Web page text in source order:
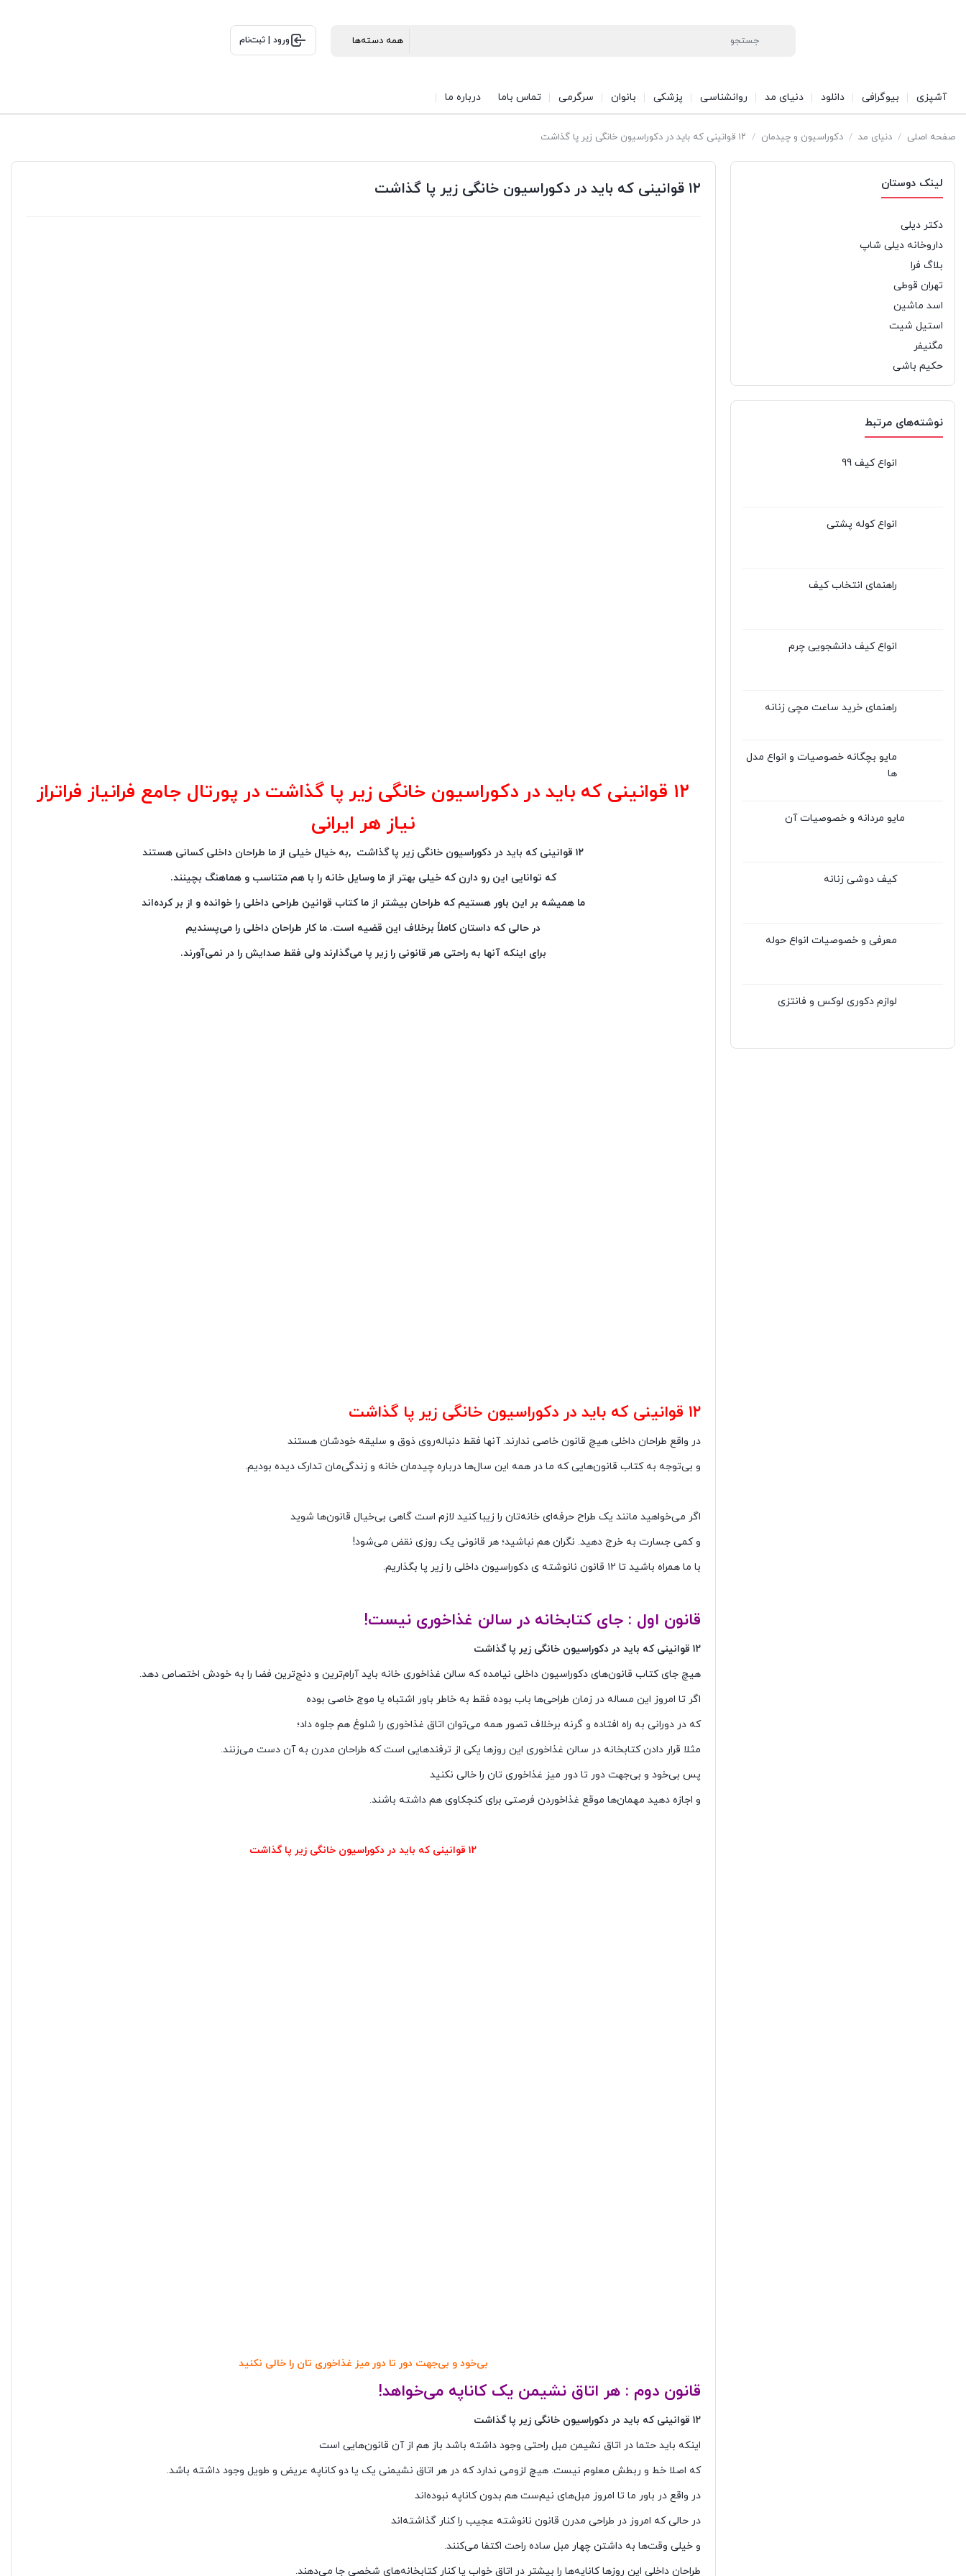
ورود | ثبت‌نام
آشپزی بیوگرافی دانلود دنیای مد روانشناسی پزشکی بانوان سرگرمی تماس باما درباره ما
صفحه اصلی / دنیای مد / دکوراسیون و چیدمان / ۱۲ قوانینی که باید در دکوراسیون خانگی زیر پا گذاشت
لینک دوستان
دکتر دیلی
داروخانه دیلی شاپ
بلاگ فرا
تهران قوطی
اسد ماشین
استیل شیت
مگنیفر
حکیم باشی
نوشته‌های مرتبط
انواع کیف 99
انواع کوله پشتی
راهنمای انتخاب کیف
انواع کیف دانشجویی چرم
راهنمای خرید ساعت مچی زنانه
مایو بچگانه خصوصیات و انواع مدل
ها
مایو مردانه و خصوصیات آن
کیف دوشی زنانه
معرفی و خصوصیات انواع حوله
لوازم دکوری لوکس و فانتزی
۱۲ قوانینی که باید در دکوراسیون خانگی زیر پا گذاشت
۱۲ قوانینی که باید در دکوراسیون خانگی زیر پا گذاشت در پورتال جامع فرانیاز فراتراز
نیاز هر ایرانی
۱۲ قوانینی که باید در دکوراسیون خانگی زیر پا گذاشت ,به خیال خیلی از ما طراحان داخلی کسانی هستند
که توانایی این رو دارن که خیلی بهتر از ما وسایل خانه را با هم متناسب و هماهنگ بچینند.
ما همیشه بر این باور هستیم که طراحان بیشتر از ما کتاب قوانین طراحی داخلی را خوانده و از بر کرده‌اند
در حالی که داستان کاملاً برخلاف این قضیه است. ما کار طراحان داخلی را می‌پسندیم
برای اینکه آنها به‌ راحتی هر قانونی را زیر پا می‌گذارند ولی فقط صدایش را در نمی‌آورند.
۱۲ قوانینی که باید در دکوراسیون خانگی زیر پا گذاشت
در واقع طراحان داخلی هیچ قانون خاصی ندارند. آنها فقط دنباله‌روی ذوق و سلیقه خودشان هستند
و بی‌توجه به کتاب قانون‌هایی که ما در همه این سال‌ها درباره چیدمان خانه و زندگی‌مان تدارک دیده بودیم.
اگر می‌خواهید مانند یک طراح حرفه‌ای خانه‌تان را زیبا کنید لازم است گاهی بی‌خیال قانون‌ها شوید
و کمی جسارت به خرج دهید. نگران هم نباشید؛ هر قانونی یک روزی نقض می‌شود!
با ما همراه باشید تا ۱۲ قانون نانوشته ی دکوراسیون داخلی را زیر پا بگذاریم.
قانون اول : جای کتابخانه در سالن غذاخوری نیست!
۱۲ قوانینی که باید در دکوراسیون خانگی زیر پا گذاشت
هیچ جای کتاب قانون‌های دکوراسیون داخلی نیامده که سالن غذاخوری خانه باید آرام‌ترین و دنج‌ترین فضا را به خودش اختصاص دهد.
اگر تا امروز این مساله در زمان طراحی‌ها باب بوده فقط به خاطر باور اشتباه یا موج خاصی بوده
که در دورانی به راه افتاده و گرنه برخلاف تصور همه می‌توان اتاق غذاخوری را شلوغ هم جلوه داد؛
مثلا قرار دادن کتابخانه در سالن غذاخوری این روزها یکی از ترفندهایی است که طراحان مدرن به آن دست می‌زنند.
پس بی‌خود و بی‌جهت دور تا دور میز غذاخوری تان را خالی نکنید
و اجازه دهید مهمان‌ها موقع غذاخوردن فرصتی برای کنجکاوی هم داشته باشند.
۱۲ قوانینی که باید در دکوراسیون خانگی زیر پا گذاشت
بی‌خود و بی‌جهت دور تا دور میز غذاخوری تان را خالی نکنید
قانون دوم : هر اتاق نشیمن یک کاناپه می‌خواهد!
۱۲ قوانینی که باید در دکوراسیون خانگی زیر پا گذاشت
اینکه باید حتما در اتاق نشیمن مبل راحتی وجود داشته باشد باز هم از آن قانون‌هایی است
که اصلا خط و ربطش معلوم نیست. هیچ لزومی ندارد که در هر اتاق نشیمنی یک یا دو کاناپه عریض و طویل وجود داشته باشد.
در واقع در باور ما تا امروز مبل‌های نیم‌ست هم بدون کاناپه نبوده‌اند
در حالی که امروز در طراحی مدرن قانون نانوشته عجیب را کنار گذاشته‌اند
و خیلی وقت‌ها به داشتن چهار مبل ساده راحت اکتفا می‌کنند.
طراحان داخلی این روزها کاناپه‌ها را بیشتر در اتاق خواب یا کنار کتابخانه‌های شخصی جا می‌دهند.